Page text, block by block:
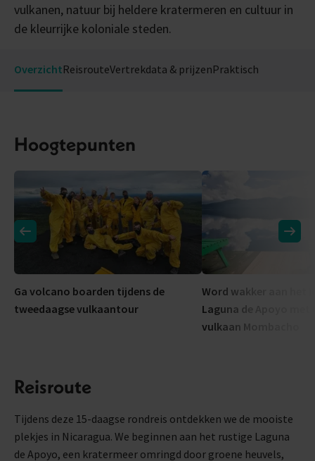
vulkanen, natuur bij heldere kratermeren en cultuur in
de kleurrijke koloniale steden.
OverzichtReisrouteVertrekdata & prijzenPraktisch
Hoogtepunten
Ga volcano boarden tijdens de
tweedaagse vulkaantour
Word wakker aan het
Laguna de Apoyo
vulkaan Mombacho
Reisroute
Tijdens deze 15-daagse rondreis ontdekken we de mooiste
plekjes in Nicaragua. We beginnen aan het rustige Laguna
de Apoyo, een kratermeer omringd door groene heuvels,